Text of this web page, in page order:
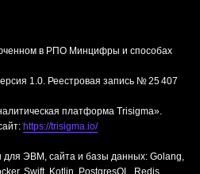
в РПО Минцифры и способах
1.0. Реестровая запись № 25 407
платформа Trisigma».
https://trisigma.io/
для ЭВМ, сайта и базы данных: Golang,
Swift, Kotlin, PostgresQL, Redis,